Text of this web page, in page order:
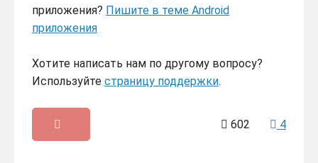
приложения? Пишите в теме Android
приложения
Хотите написать нам по другому вопросу?
Используйте страницу поддержки.
602 4